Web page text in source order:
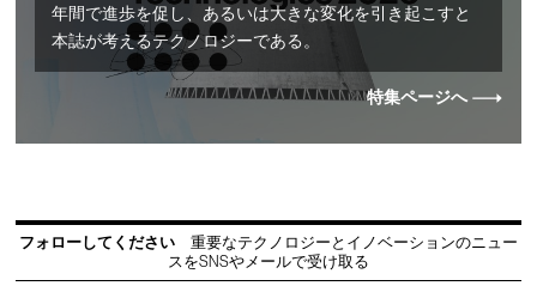
年間で進歩を促し、あるいは大きな変化を引き起こすと
本誌が考えるテクノロジーである。
特集ページへ
フォローしてください
重要なテクノロジーとイノベーションのニュー
スをSNSやメールで受け取る